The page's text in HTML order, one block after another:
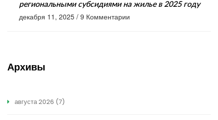
региональными субсидиями на жилье в 2025 году
декабря 11, 2025 / 9 Комментарии
Архивы
августа 2026 (7)